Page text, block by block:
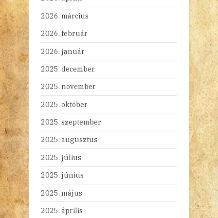
2026. március
2026. február
2026. január
2025. december
2025. november
2025. október
2025. szeptember
2025. augusztus
2025. július
2025. június
2025. május
2025. április